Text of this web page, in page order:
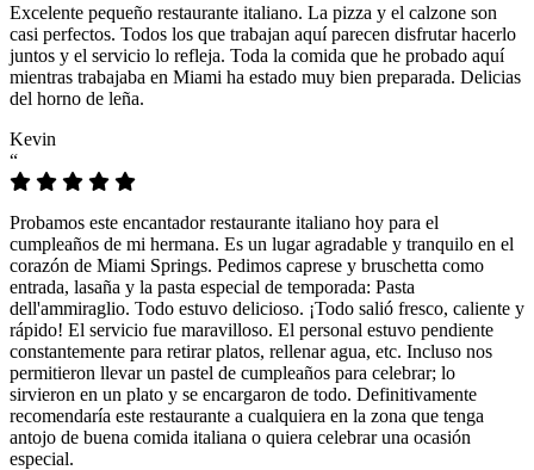
Excelente pequeño restaurante italiano. La pizza y el calzone son
casi perfectos. Todos los que trabajan aquí parecen disfrutar hacerlo
juntos y el servicio lo refleja. Toda la comida que he probado aquí
mientras trabajaba en Miami ha estado muy bien preparada. Delicias
del horno de leña.
Kevin
“
Probamos este encantador restaurante italiano hoy para el
cumpleaños de mi hermana. Es un lugar agradable y tranquilo en el
corazón de Miami Springs. Pedimos caprese y bruschetta como
entrada, lasaña y la pasta especial de temporada: Pasta
dell'ammiraglio. Todo estuvo delicioso. ¡Todo salió fresco, caliente y
rápido! El servicio fue maravilloso. El personal estuvo pendiente
constantemente para retirar platos, rellenar agua, etc. Incluso nos
permitieron llevar un pastel de cumpleaños para celebrar; lo
sirvieron en un plato y se encargaron de todo. Definitivamente
recomendaría este restaurante a cualquiera en la zona que tenga
antojo de buena comida italiana o quiera celebrar una ocasión
especial.